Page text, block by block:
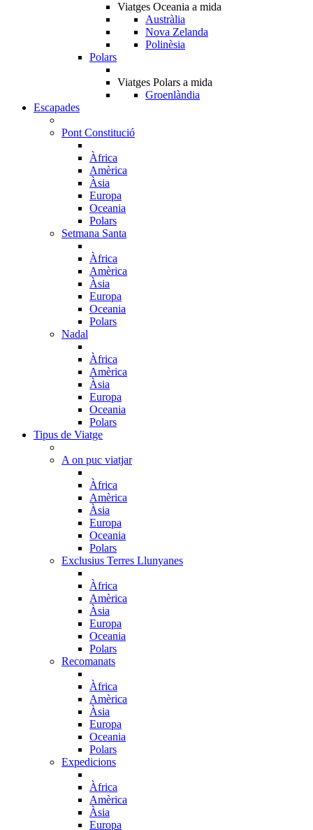
Viatges Oceania a mida
Austràlia
Nova Zelanda
Polinèsia
Polars
Viatges Polars a mida
Groenlàndia
Escapades
Pont Constitució
Àfrica
Amèrica
Àsia
Europa
Oceania
Polars
Setmana Santa
Àfrica
Amèrica
Àsia
Europa
Oceania
Polars
Nadal
Àfrica
Amèrica
Àsia
Europa
Oceania
Polars
Tipus de Viatge
A on puc viatjar
Àfrica
Amèrica
Àsia
Europa
Oceania
Polars
Exclusius Terres Llunyanes
Àfrica
Amèrica
Àsia
Europa
Oceania
Polars
Recomanats
Àfrica
Amèrica
Àsia
Europa
Oceania
Polars
Expedicions
Àfrica
Amèrica
Àsia
Europa